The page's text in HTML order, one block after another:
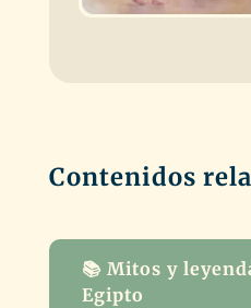
Contenidos
📚 Mitos y
Egipto